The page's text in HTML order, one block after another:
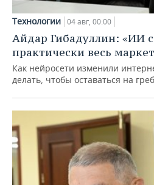
Технологии 04 авг, 00:00
Айдар Гибадуллин: «ИИ
практически весь
Как нейросети изменили
делать, чтобы оставаться на